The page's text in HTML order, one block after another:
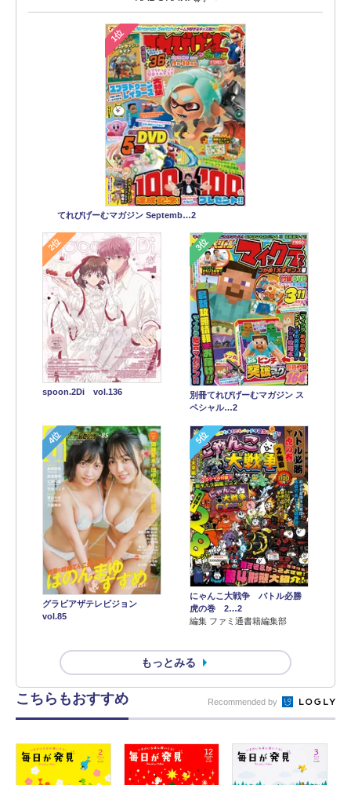
1位
てれびげーむマガジン Septemb…2
2位
spoon.2Di vol.136
3位
別冊てれびげーむマガジン ス
ペシャル…2
4位
グラビアザテレビジョン
vol.85
5位
にゃんこ大戦争 バトル必勝
虎の巻 2…2
編集 ファミ通書籍編集部
もっとみる
こちらもおすすめ Recommended by